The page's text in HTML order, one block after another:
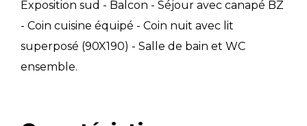
Exposition sud - Balcon - Séjour avec canapé BZ
- Coin cuisine équipé - Coin nuit avec lit
superposé (90X190) - Salle de bain et WC
ensemble.